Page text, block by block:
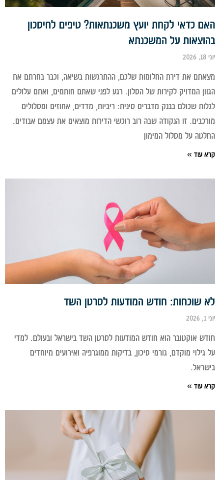
כדאי לקחת יועץ משכנתאות? טיפים לחיסכון
על המשכנתא
את דירת החלומות שלכם, ההתרגשות בשיאה, וכבר בחרתם את
המדויק לקירות של הסלון. רגע לפני שאתם חותמים, ואתם עלולים
שכולם בבנק מדברים סינית: ריביות, מדדים, אחוזים ומסלולים
זו הנקודה שבה רוב רוכשי הדירות מוצאים את עצמם אבודים.
על מסלול המימון
עוד »
שוכחות: חודש המודעות לסרטן השד
אוקטובר הוא חודש המודעות לסרטן השד בישראל ובעולם. למדי
מוקדם, גורמי סיכון, בדיקות ממוגרפיה ואירועים מיוחדים
עוד »